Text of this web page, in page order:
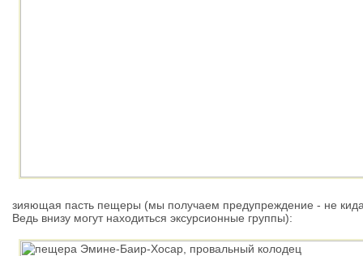
зияющая пасть пещеры (мы получаем предупреждение - не
Ведь внизу могут находиться эксурсионные группы):